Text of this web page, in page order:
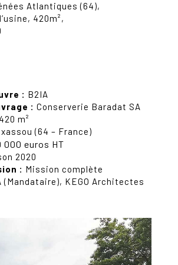
Atlantiques (64),
420m²,
: B2IA
: Conserverie Baradat SA
420 m²
(64 – France)
000 euros HT
2020
: Mission complète
(Mandataire), KEGO Architectes